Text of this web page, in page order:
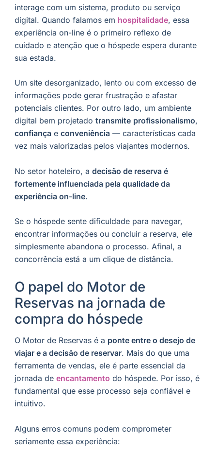
interage com um sistema, produto ou serviço
digital. Quando falamos em hospitalidade, essa
experiência on-line é o primeiro reflexo de
cuidado e atenção que o hóspede espera durante
sua estada.
Um site desorganizado, lento ou com excesso de
informações pode gerar frustração e afastar
potenciais clientes. Por outro lado, um ambiente
digital bem projetado transmite profissionalismo,
confiança e conveniência — características cada
vez mais valorizadas pelos viajantes modernos.
No setor hoteleiro, a decisão de reserva é
fortemente influenciada pela qualidade da
experiência on-line.
Se o hóspede sente dificuldade para navegar,
encontrar informações ou concluir a reserva, ele
simplesmente abandona o processo. Afinal, a
concorrência está a um clique de distância.
O papel do Motor de
Reservas na jornada de
compra do hóspede
O Motor de Reservas é a ponte entre o desejo de
viajar e a decisão de reservar. Mais do que uma
ferramenta de vendas, ele é parte essencial da
jornada de encantamento do hóspede. Por isso, é
fundamental que esse processo seja confiável e
intuitivo.
Alguns erros comuns podem comprometer
seriamente essa experiência: